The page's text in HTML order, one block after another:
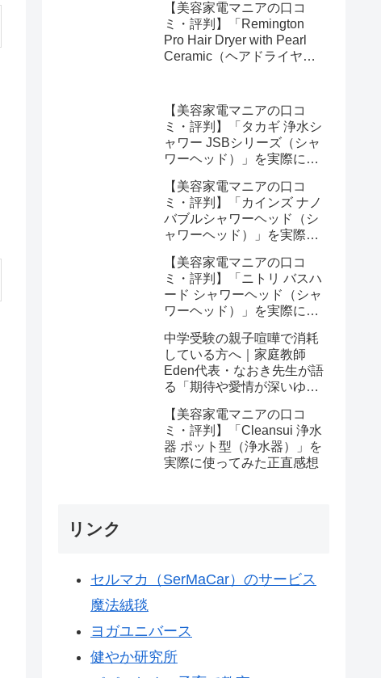
【美容家電マニアの口コ
ミ・評判】「Remington
Pro Hair Dryer with Pearl
Ceramic（ヘアドライヤー
【美容家電マニアの口コ
ミ・評判】「タカギ 浄水シ
ャワー JSBシリーズ（シャ
ワーヘッド）」を実際に使
【美容家電マニアの口コ
ミ・評判】「カインズ ナノ
バブルシャワーヘッド（シ
ャワーヘッド）」を実際に
【美容家電マニアの口コ
ミ・評判】「ニトリ バスハ
ード シャワーヘッド（シャ
ワーヘッド）」を実際に使
中学受験の親子喧嘩で消耗
している方へ｜家庭教師
Eden代表・なおき先生が語
る「期待や愛情が深いゆえ
と、間に第三者を入れると
いう選び方
【美容家電マニアの口コ
ミ・評判】「Cleansui 浄水
器 ポット型（浄水器）」を
実際に使ってみた正直感想
リンク
セルマカ（SerMaCar）のサービス
魔法絨毯
ヨガユニバース
健やか研究所